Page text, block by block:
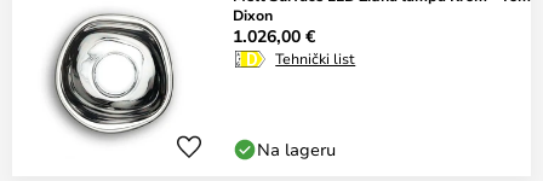
Dixon
1.026,00 €
Tehnički list
Na lageru